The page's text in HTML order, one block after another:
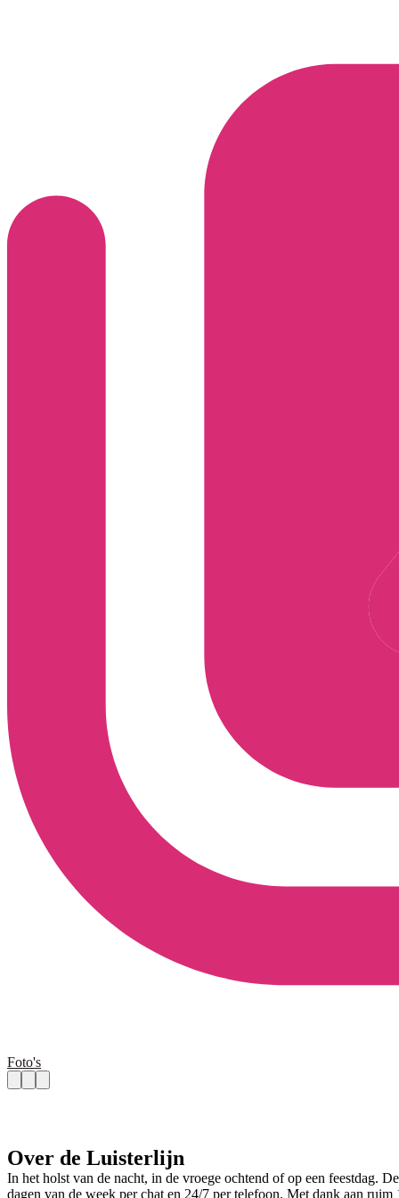
Foto's
Over de Luisterlijn
In het holst van de nacht, in de vroege ochtend of op een feestdag.
dagen van de week per chat en 24/7 per telefoon. Met dank aan